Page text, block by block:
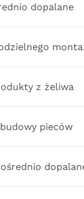
dopalane
z żeliwa
pieców